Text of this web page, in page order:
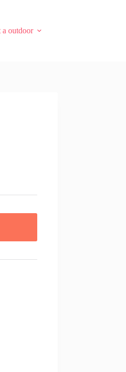
a outdoor